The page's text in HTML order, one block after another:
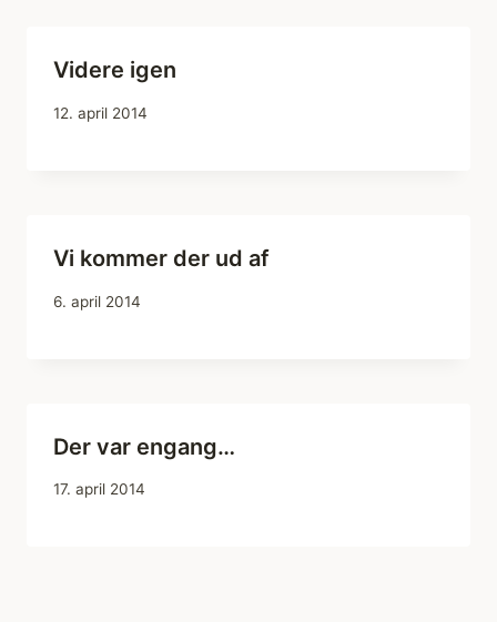
Videre igen
12. april 2014
Vi kommer der ud af
6. april 2014
Der var engang…
17. april 2014